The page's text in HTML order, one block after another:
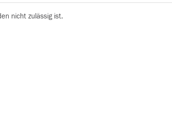
nicht zulässig ist.